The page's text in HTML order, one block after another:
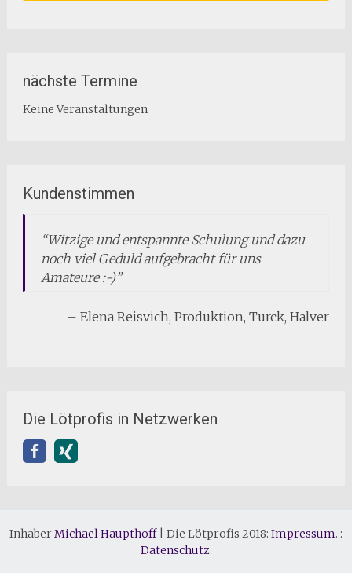
nächste Termine
Keine Veranstaltungen
Kundenstimmen
Witzige und entspannte Schulung und dazu
noch viel Geduld aufgebracht für uns
Amateure :-)
Elena Reisvich Produktion Turck Halver
Die Lötprofis in Netzwerken
InhaberMichael Haupthoff Die Lötprofis 2018: Impressum. :
Datenschutz.